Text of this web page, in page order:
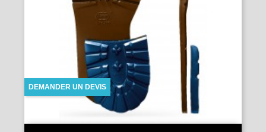
DEMANDER UN DEVIS